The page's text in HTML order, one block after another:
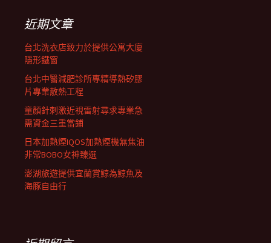
近期文章
台北洗衣店致力於提供公寓大廈
隱形鐵窗
台北中醫減肥診所專精導熱矽膠
片專業散熱工程
童顏針刺激近視雷射尋求專業急
需資金三重當鋪
日本加熱煙IQOS加熱煙機無焦油
非常BOBO女神臻選
澎湖旅遊提供宜蘭賞鯨為鯨魚及
海豚自由行